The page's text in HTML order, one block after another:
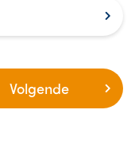
Volgende